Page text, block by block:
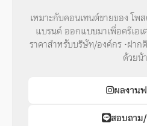
เหมาะกับคอนเทนต์ขายของ โพ
แบรนด์ ออกแบบมาเพื่อครีเอ
ราคาสำหรับบริษัท/องค์กร •ฝา
ด้วยน้า
ผลงาน
สอบถาม